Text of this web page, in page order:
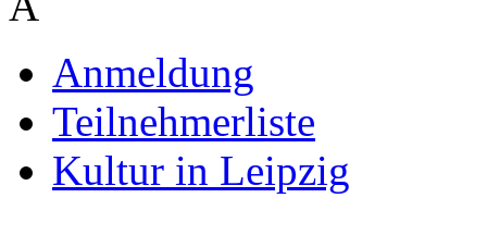
Anmeldung
Teilnehmerliste
Kultur in Leipzig